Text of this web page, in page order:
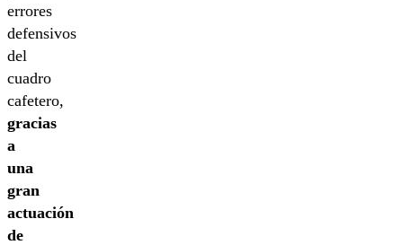
errores
defensivos
del
cuadro
cafetero,
gracias
a
una
gran
actuación
de